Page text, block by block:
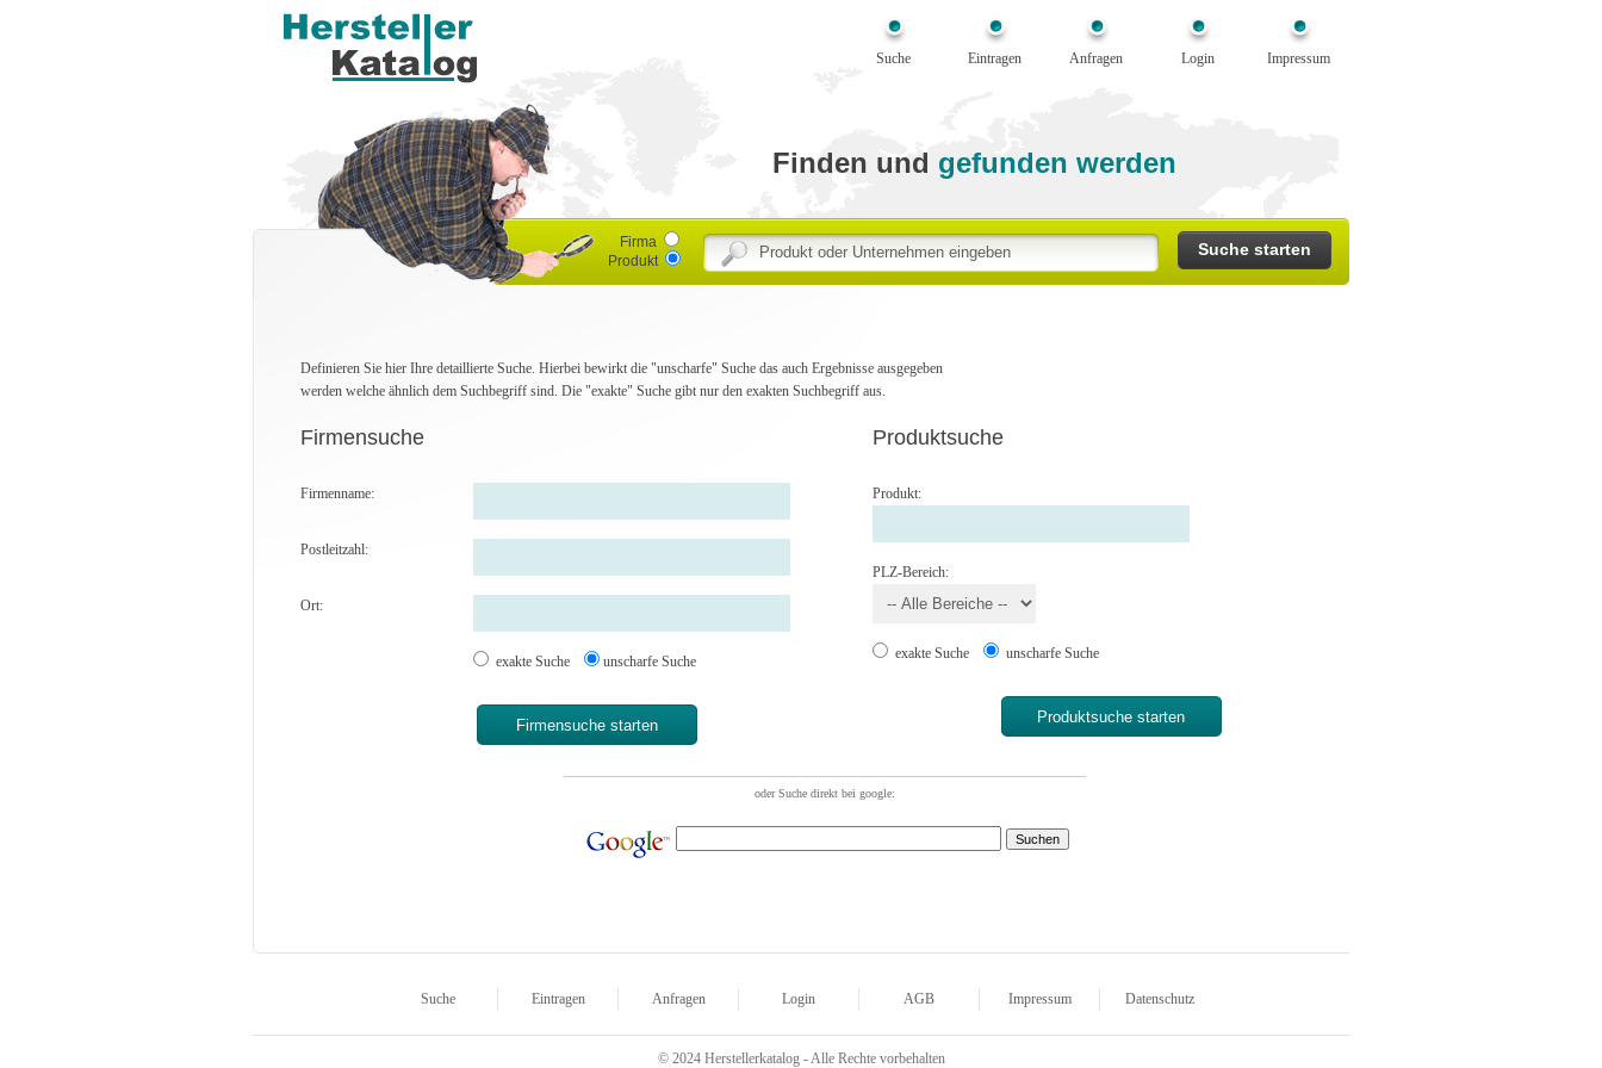
Suche Eintragen Anfragen Login Impressum
Finden und gefunden werden
Firma
Produkt
Definieren Sie hier Ihre detaillierte Suche. Hierbei bewirkt die "unscharfe" Suche das auch Ergebnisse ausgegeben
werden welche ähnlich dem Suchbegriff sind. Die "exakte" Suche gibt nur den exakten Suchbegriff aus.
Firmensuche
Firmenname:
Postleitzahl:
Ort:
exakte Suche unscharfe Suche
Produktsuche
Produkt:
PLZ-Bereich:
exakte Suche unscharfe Suche
Suche Eintragen Anfragen Login AGB Impressum Datenschutz
© 2024 Herstellerkatalog - Alle Rechte vorbehalten